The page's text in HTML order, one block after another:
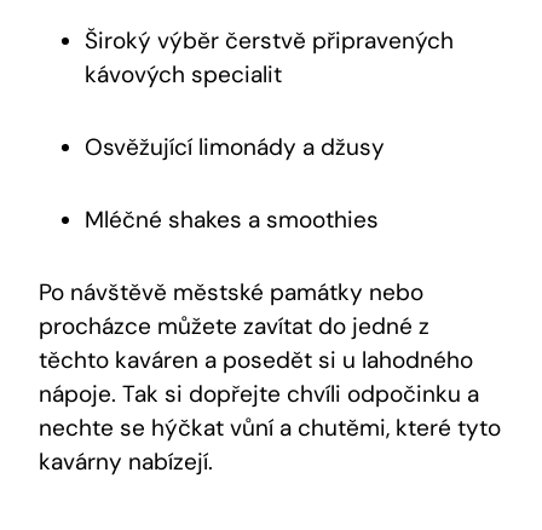
Široký výběr čerstvě připravených
kávových specialit
Osvěžující limonády a džusy
Mléčné shakes a smoothies
Po návštěvě městské památky nebo
procházce můžete zavítat do jedné z
těchto kaváren a posedět si u lahodného
nápoje. Tak si dopřejte chvíli odpočinku a
nechte se hýčkat vůní a chutěmi, které tyto
kavárny nabízejí.